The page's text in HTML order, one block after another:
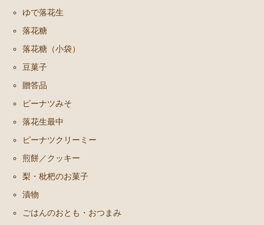
ゆで落花生
落花糖
落花糖（小袋）
豆菓子
贈答品
ピーナツみそ
落花生最中
ピーナツクリーミー
煎餅／クッキー
梨・枇杷のお菓子
漬物
ごはんのおとも・おつまみ